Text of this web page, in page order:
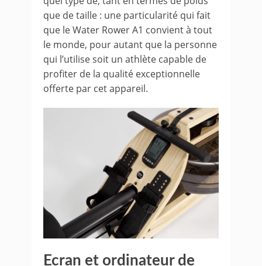
que de taille : une particularité qui fait
que le Water Rower A1 convient à tout
le monde, pour autant que la personne
qui l’utilise soit un athlète capable de
profiter de la qualité exceptionnelle
offerte par cet appareil.
Ecran et ordinateur de